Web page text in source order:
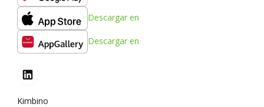
Descargar en
Descargar en
Kimbino